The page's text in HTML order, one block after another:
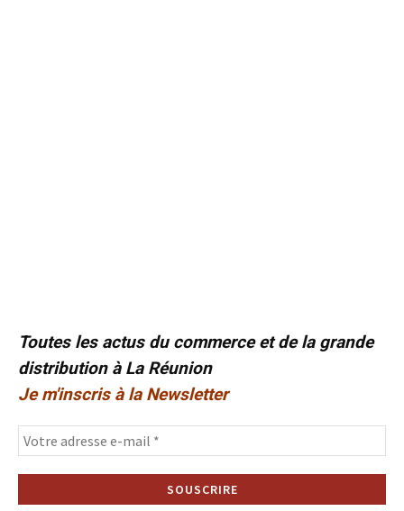
Toutes les actus du commerce et de la grande
distribution à La Réunion
Je m'inscris à la Newsletter